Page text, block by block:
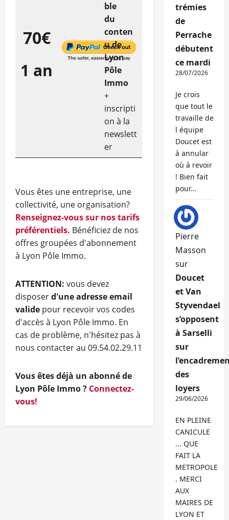
70€
1 an
ble
du
conten
u de
Lyon
Pôle
Immo
+
inscripti
on à la
newslett
er
Vous êtes une entreprise, une
collectivité, une organisation?
Renseignez-vous sur nos tarifs
préférentiels. Bénéficiez de nos
offres groupées d'abonnement
à Lyon Pôle Immo.
ATTENTION: vous devez
disposerd'une adresse email
valide pour recevoir vos codes
d'accès à Lyon Pôle Immo. En
cas de problème, n'hésitez pas à
nous contacter au 09.54.02.29.11
Vous êtes déjà un abonné de
Lyon Pôle Immo ? Connectez-
vous!
trémies
de
Perrache
débutent
ce mardi
28/07/2026
Je crois
que tout le
travaille de
l équipe
Doucet est
à annular
où à revoir
! Bien fait
pour…
Pierre
Masson
sur
Doucet
et Van
Styvendael
s’opposent
à Sarselli
sur
des
loyers
29/06/2026
EN PLEINE
CANICULE
... QUE
FAIT LA
METROPOLE
. MERCI
AUX
MAIRES DE
LYON ET